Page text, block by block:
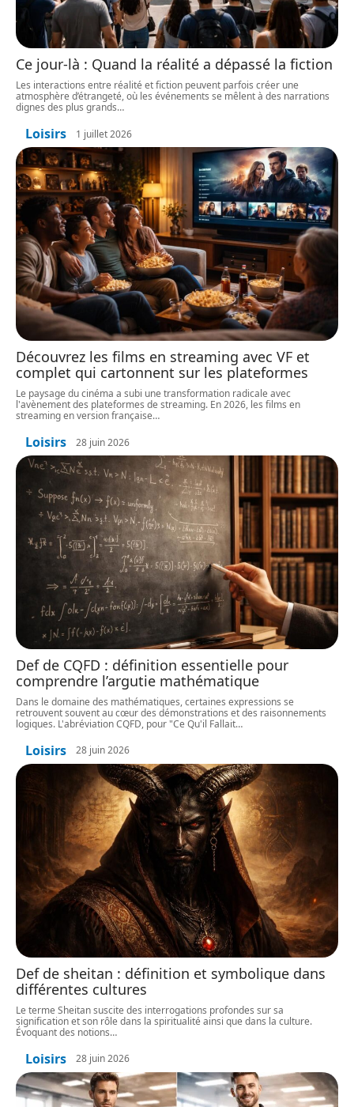
Ce jour-là : Quand la réalité a dépassé la fiction
Les interactions entre réalité et fiction peuvent parfois créer une
atmosphère d’étrangeté, où les événements se mêlent à des narrations
dignes des plus grands…
Loisirs 1 juillet 2026
Découvrez les films en streaming avec VF et
complet qui cartonnent sur les plateformes
Le paysage du cinéma a subi une transformation radicale avec
l'avènement des plateformes de streaming. En 2026, les films en
streaming en version française…
Loisirs 28 juin 2026
Def de CQFD : définition essentielle pour
comprendre l’argutie mathématique
Dans le domaine des mathématiques, certaines expressions se
retrouvent souvent au cœur des démonstrations et des raisonnements
logiques. L'abréviation CQFD, pour "Ce Qu'il Fallait…
Loisirs 28 juin 2026
Def de sheitan : définition et symbolique dans
différentes cultures
Le terme Sheitan suscite des interrogations profondes sur sa
signification et son rôle dans la spiritualité ainsi que dans la culture.
Évoquant des notions…
Loisirs 28 juin 2026